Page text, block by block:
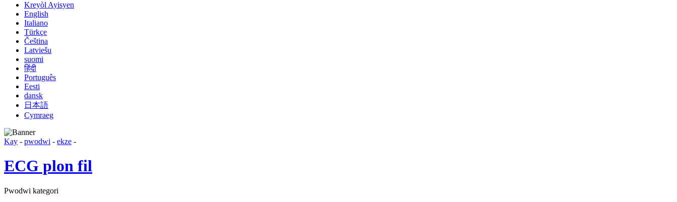
Kreyòl Ayisyen
English
Italiano
Türkçe
Čeština
Latviešu
suomi
हिंदी
Português
Eesti
dansk
日本語
Cymraeg
Kay - pwodwi - ekze -
ECG plon fil
Pwodwi kategori